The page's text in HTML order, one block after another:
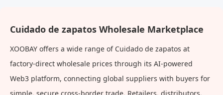
Cuidado de zapatos Wholesale Marketplace
XOOBAY offers a wide range of Cuidado de zapatos at
factory-direct wholesale prices through its AI-powered
Web3 platform, connecting global suppliers with buyers for